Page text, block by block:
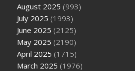
August 2025 (993)
July 2025 (1993)
June 2025 (2125)
May 2025 (2190)
April 2025 (1715)
March 2025 (1976)